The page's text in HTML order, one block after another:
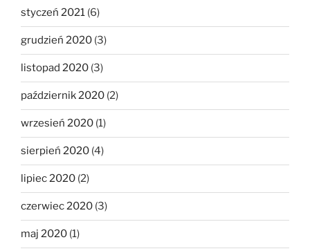
styczeń 2021 (6)
grudzień 2020 (3)
listopad 2020 (3)
październik 2020 (2)
wrzesień 2020 (1)
sierpień 2020 (4)
lipiec 2020 (2)
czerwiec 2020 (3)
maj 2020 (1)